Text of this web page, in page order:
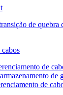
de quebra
de
de
de